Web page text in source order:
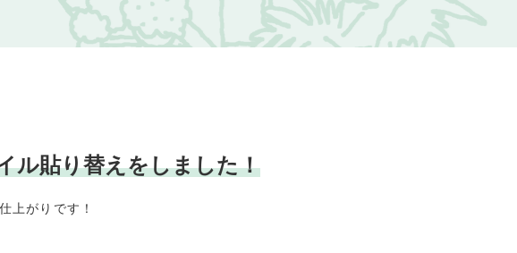
ル貼り替えをしました！
上がりです！